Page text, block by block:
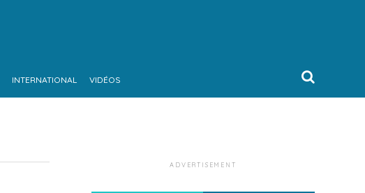
INTERNATIONAL VIDÉOS
ADVERTISEMENT